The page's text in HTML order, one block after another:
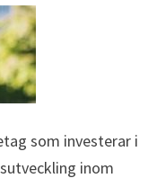
som investerar i
inom